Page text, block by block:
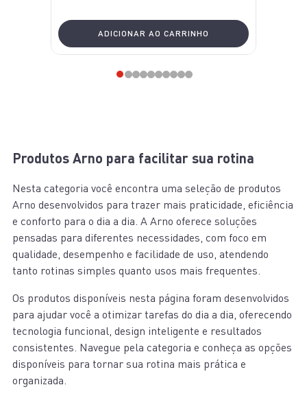
ADICIONAR AO CARRINHO
Produtos Arno para facilitar sua rotina
Nesta categoria você encontra uma seleção de produtos
Arno desenvolvidos para trazer mais praticidade, eficiência
e conforto para o dia a dia. A Arno oferece soluções
pensadas para diferentes necessidades, com foco em
qualidade, desempenho e facilidade de uso, atendendo
tanto rotinas simples quanto usos mais frequentes.
Os produtos disponíveis nesta página foram desenvolvidos
para ajudar você a otimizar tarefas do dia a dia, oferecendo
tecnologia funcional, design inteligente e resultados
consistentes. Navegue pela categoria e conheça as opções
disponíveis para tornar sua rotina mais prática e
organizada.